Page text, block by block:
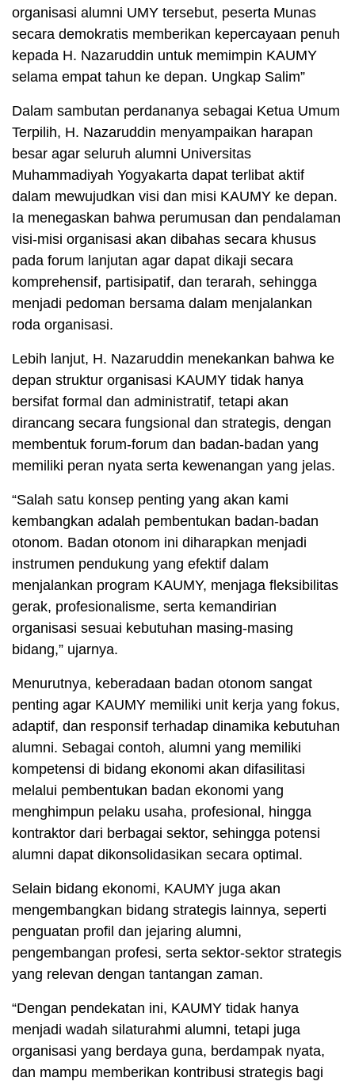
organisasi alumni UMY tersebut, peserta Munas
secara demokratis memberikan kepercayaan penuh
kepada H. Nazaruddin untuk memimpin KAUMY
selama empat tahun ke depan. Ungkap Salim”
Dalam sambutan perdananya sebagai Ketua Umum
Terpilih, H. Nazaruddin menyampaikan harapan
besar agar seluruh alumni Universitas
Muhammadiyah Yogyakarta dapat terlibat aktif
dalam mewujudkan visi dan misi KAUMY ke depan.
Ia menegaskan bahwa perumusan dan pendalaman
visi-misi organisasi akan dibahas secara khusus
pada forum lanjutan agar dapat dikaji secara
komprehensif, partisipatif, dan terarah, sehingga
menjadi pedoman bersama dalam menjalankan
roda organisasi.
Lebih lanjut, H. Nazaruddin menekankan bahwa ke
depan struktur organisasi KAUMY tidak hanya
bersifat formal dan administratif, tetapi akan
dirancang secara fungsional dan strategis, dengan
membentuk forum-forum dan badan-badan yang
memiliki peran nyata serta kewenangan yang jelas.
“Salah satu konsep penting yang akan kami
kembangkan adalah pembentukan badan-badan
otonom. Badan otonom ini diharapkan menjadi
instrumen pendukung yang efektif dalam
menjalankan program KAUMY, menjaga fleksibilitas
gerak, profesionalisme, serta kemandirian
organisasi sesuai kebutuhan masing-masing
bidang,” ujarnya.
Menurutnya, keberadaan badan otonom sangat
penting agar KAUMY memiliki unit kerja yang fokus,
adaptif, dan responsif terhadap dinamika kebutuhan
alumni. Sebagai contoh, alumni yang memiliki
kompetensi di bidang ekonomi akan difasilitasi
melalui pembentukan badan ekonomi yang
menghimpun pelaku usaha, profesional, hingga
kontraktor dari berbagai sektor, sehingga potensi
alumni dapat dikonsolidasikan secara optimal.
Selain bidang ekonomi, KAUMY juga akan
mengembangkan bidang strategis lainnya, seperti
penguatan profil dan jejaring alumni,
pengembangan profesi, serta sektor-sektor strategis
yang relevan dengan tantangan zaman.
“Dengan pendekatan ini, KAUMY tidak hanya
menjadi wadah silaturahmi alumni, tetapi juga
organisasi yang berdaya guna, berdampak nyata,
dan mampu memberikan kontribusi strategis bagi